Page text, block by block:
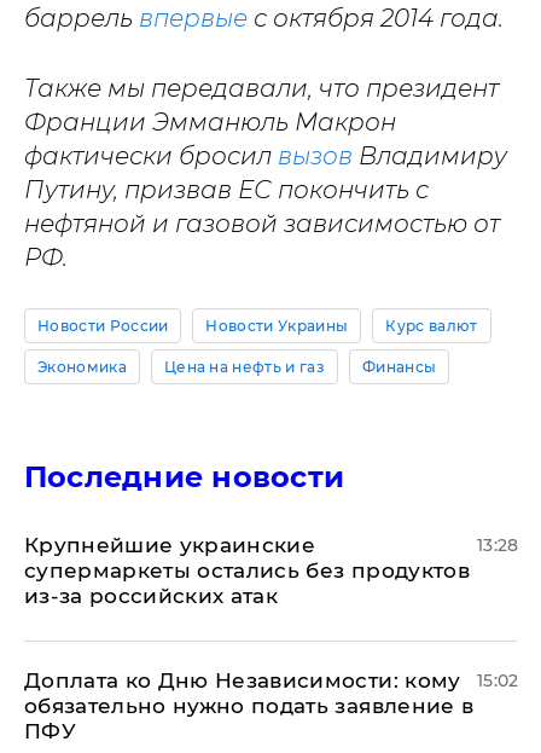
баррель впервые с октября 2014 года.
Также мы передавали, что президент
Франции Эмманюль Макрон
фактически бросил вызов Владимиру
Путину, призвав ЕС покончить с
нефтяной и газовой зависимостью от
РФ.
Новости России Новости Украины Курс валют
Экономика Цена на нефть и газ Финансы
Последние новости
Крупнейшие украинские
супермаркеты остались без продуктов
из-за российских атак
13:28
Доплата ко Дню Независимости: кому
обязательно нужно подать заявление в
ПФУ
15:02